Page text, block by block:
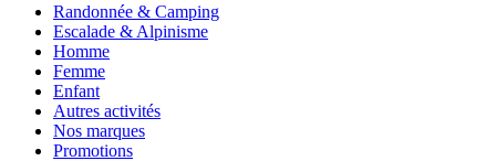
Randonnée & Camping
Escalade & Alpinisme
Homme
Femme
Enfant
Autres activités
Nos marques
Promotions